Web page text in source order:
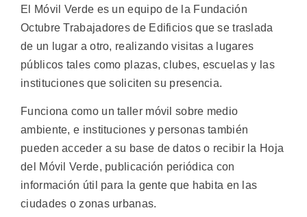
El Móvil Verde es un equipo de la Fundación
Octubre Trabajadores de Edificios que se traslada
de un lugar a otro, realizando visitas a lugares
públicos tales como plazas, clubes, escuelas y las
instituciones que soliciten su presencia.
Funciona como un taller móvil sobre medio
ambiente, e instituciones y personas también
pueden acceder a su base de datos o recibir la Hoja
del Móvil Verde, publicación periódica con
información útil para la gente que habita en las
ciudades o zonas urbanas.